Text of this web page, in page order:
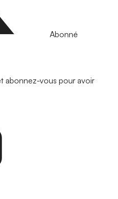
Abonné
abonnez-vous pour avoir